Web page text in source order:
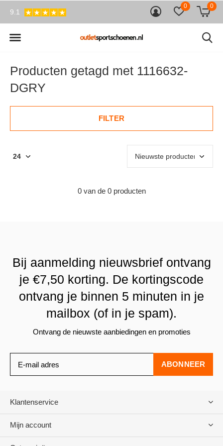
0 0
9.1
Producten getagd met 1116632-
DGRY
FILTER
0 van de 0 producten
Bij aanmelding nieuwsbrief ontvang
je €7,50 korting. De kortingscode
ontvang je binnen 5 minuten in je
mailbox (of in je spam).
Ontvang de nieuwste aanbiedingen en promoties
ABONNEER
Klantenservice
Mijn account